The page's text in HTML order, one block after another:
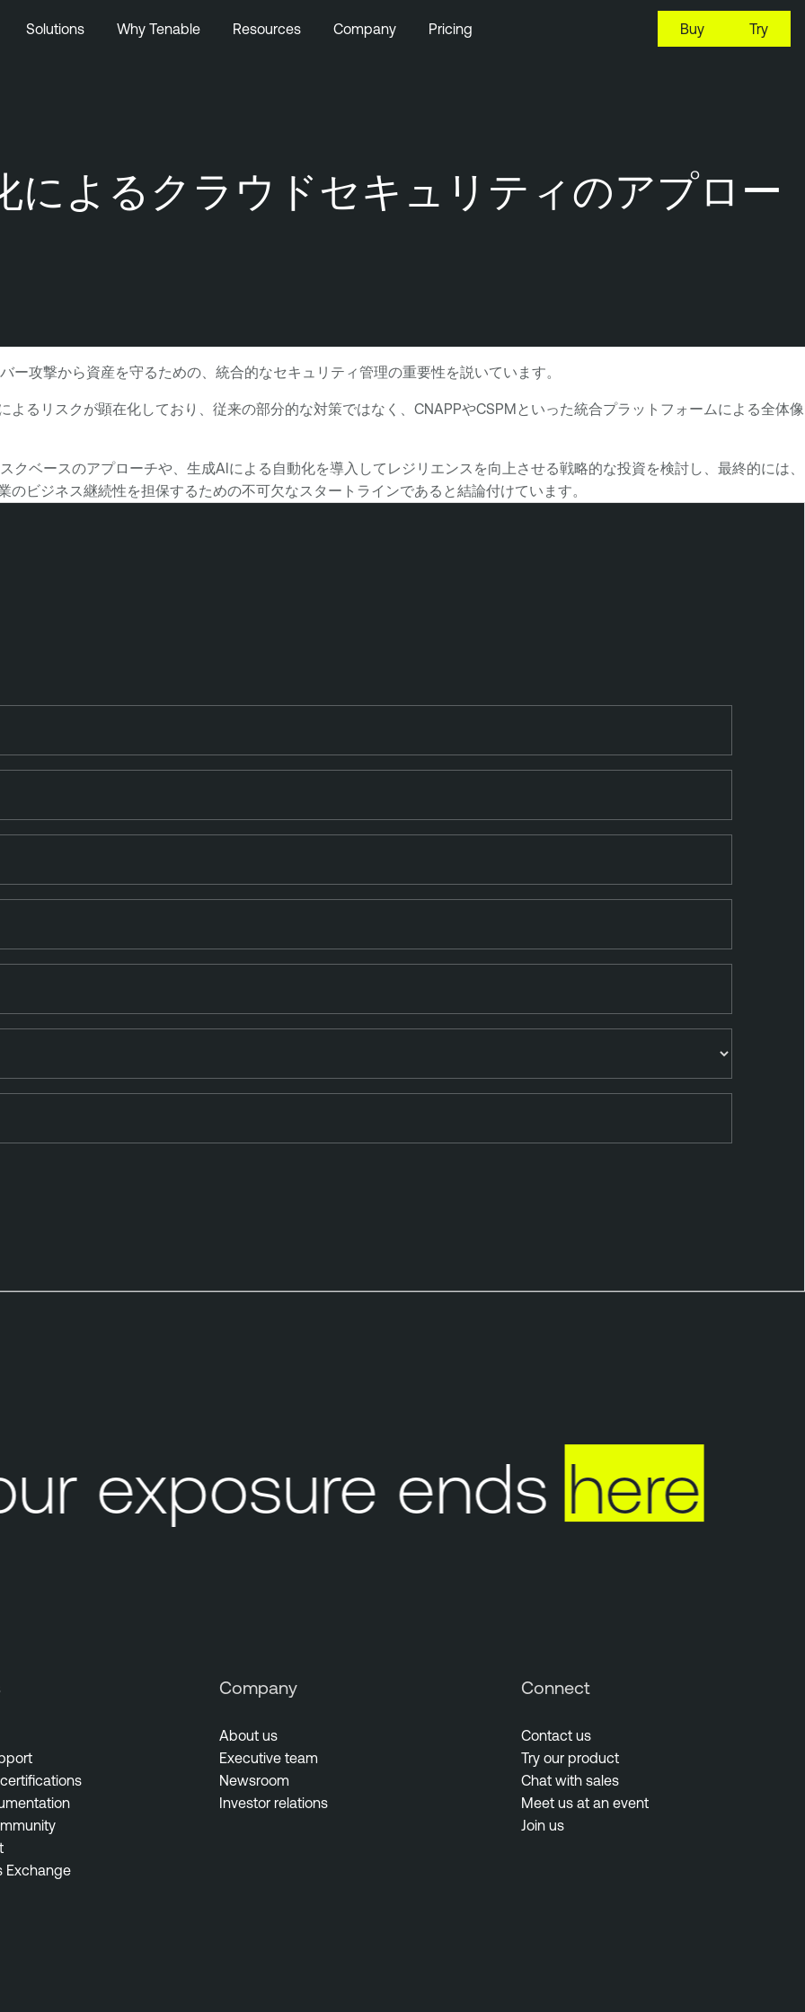
Solutions Why Tenable Resources Company Pricing Buy Try
によるクラウドセキュリティのアプロー
攻撃から資産を守るための、統合的なセキュリティ管理の重要性を説いています。
るリスクが顕在化しており、従来の部分的な対策ではなく、CNAPPやCSPMといった統合プラットフォームによる全体像
ベースのアプローチや、生成AIによる自動化を導入してレジリエンスを向上させる戦略的な投資を検討し、最終的には、
ビジネス継続性を担保するための不可欠なスタートラインであると結論付けています。
exposure endshere
Exchange
Company
About us
Executive team
Newsroom
Investor relations
Connect
Contact us
Try our product
Chat with sales
Meet us at an event
Join us